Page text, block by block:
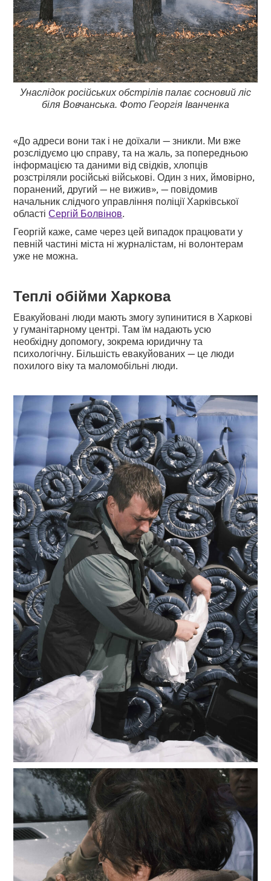
Унаслідок російських обстрілів палає сосновий ліс
біля Вовчанська. Фото Георгія Іванченка
«До адреси вони так і не доїхали — зникли. Ми вже
розслідуємо цю справу, та на жаль, за попередньою
інформацією та даними від свідків, хлопців
розстріляли російські військові. Один з них, ймовірно,
поранений, другий — не вижив», — повідомив
начальник слідчого управління поліції Харківської
областіСергій Болвінов.
Георгій каже, саме через цей випадок працювати у
певній частині міста ні журналістам, ні волонтерам
уже не можна.
Теплі обійми Харкова
Евакуйовані люди мають змогу зупинитися в Харкові
у гуманітарному центрі. Там їм надають усю
необхідну допомогу, зокрема юридичну та
психологічну. Більшість евакуйованих — це люди
похилого віку та маломобільні люди.